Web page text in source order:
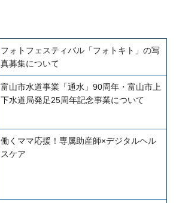
フォトフェスティバル「フォトキト」の写
真募集について
富山市水道事業「通水」90周年・富山市上
下水道局発足25周年記念事業について
働くママ応援！専属助産師×デジタルヘル
スケア